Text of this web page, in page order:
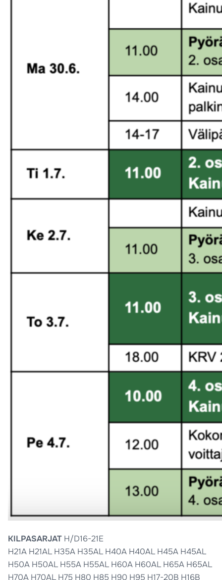
KILPASARJAT H/D16-21E
H21A H21AL H35A H35AL H40A H40AL H45A H45AL
H50A H50AL H55A H55AL H60A H60AL H65A H65AL
H70A H70AL H75 H80 H85 H90 H95 H17-20B H16B